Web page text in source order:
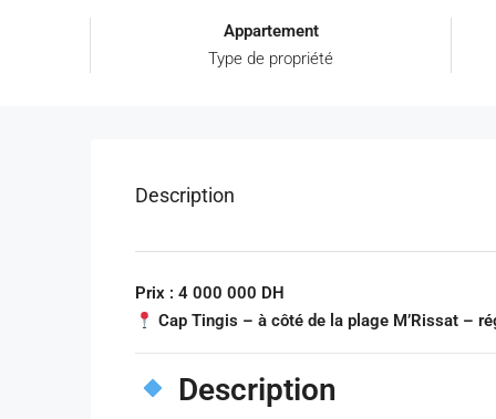
Appartement
Type de propriété
Description
Prix : 4 000 000 DH
Cap Tingis – à côté de la plage M’Rissat –
Description